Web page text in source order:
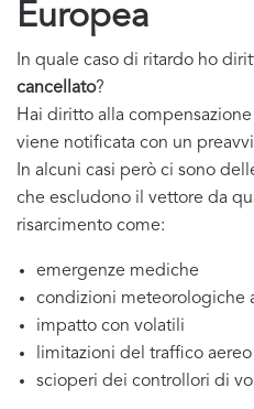
Europea
In quale caso di ritardo ho
cancellato?
Hai diritto alla
viene notificata con un
In alcuni casi però ci sono
che escludono il vettore da
risarcimento come:
emergenze mediche
condizioni meteorologiche
impatto con volatili
limitazioni del traffico aereo
scioperi dei controllori di